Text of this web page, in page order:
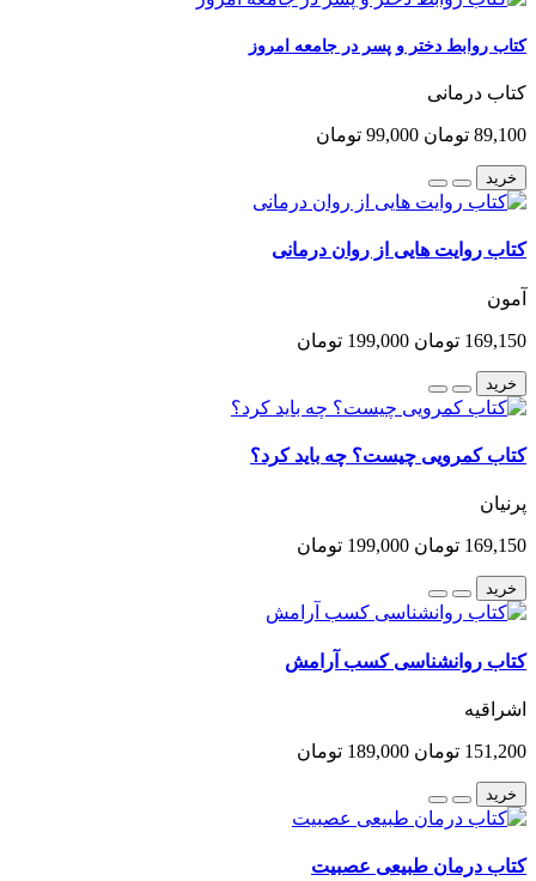
کتاب روابط دختر و پسر در جامعه امروز
کتاب درمانی
89,100 تومان 99,000 تومان
خرید
کتاب روایت هایی از روان درمانی
آمون
169,150 تومان 199,000 تومان
خرید
کتاب کمرویی چیست؟ چه باید کرد؟
پرنیان
169,150 تومان 199,000 تومان
خرید
کتاب روانشناسی کسب آرامش
اشراقیه
151,200 تومان 189,000 تومان
خرید
کتاب درمان طبیعی عصبیت